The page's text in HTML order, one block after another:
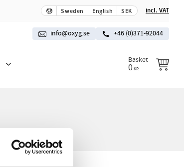
Sweden English SEK incl. VAT
info@oxyg.se +46 (0)371-92044
Basket
0KR